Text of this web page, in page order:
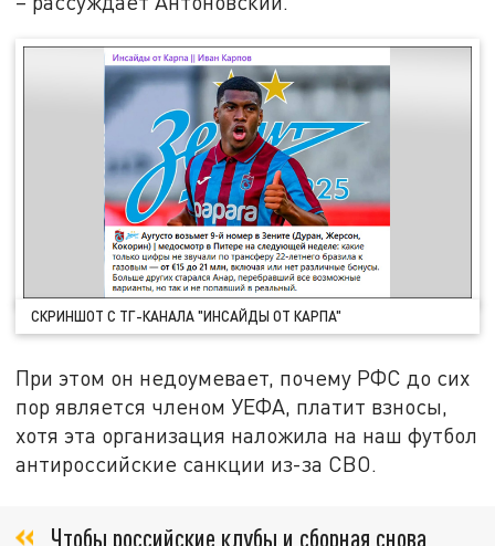
СКРИНШОТ С ТГ-КАНАЛА "ИНСАЙДЫ ОТ КАРПА"
При этом он недоумевает, почему РФС до сих
пор является членом УЕФА, платит взносы,
хотя эта организация наложила на наш футбол
антироссийские санкции из-за СВО.
Чтобы российские клубы и сборная снова